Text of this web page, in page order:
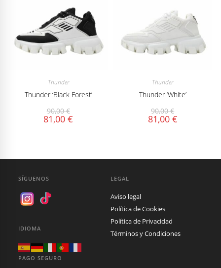
Thunder
Thunder ‘Black Forest’
90,00€
81,00€
Thunder
Thunder ‘White’
90,00€
81,00 €
SÍGUENOS
IDIOMA
LEGAL
Aviso legal
Política de Cookies
Política de Privacidad
Términos y Condiciones
PAGO SEGURO